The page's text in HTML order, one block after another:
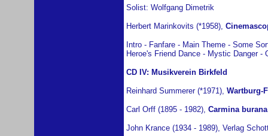
Solist: Wolfgang Dimetrik
Herbert Marinkovits (*1958),
Intro - Fanfare - Main Theme - Some
Heroe's Friend Dance - Mystic Danger -
CD IV: Musikverein Birkfeld
Reinhard Summerer (*1971), Wartburg-
Carl Orff (1895 - 1982), Carmina burana
John Krance (1934 - 1989), Verlag